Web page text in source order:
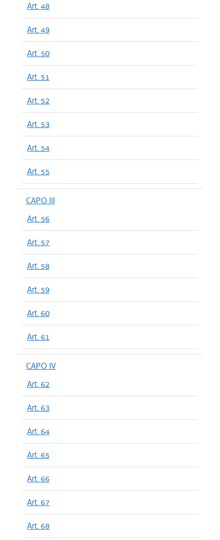
Art. 48
Art. 49
Art. 50
Art. 51
Art. 52
Art. 53
Art. 54
Art. 55
CAPO III
Art. 56
Art. 57
Art. 58
Art. 59
Art. 60
Art. 61
CAPO IV
Art. 62
Art. 63
Art. 64
Art. 65
Art. 66
Art. 67
Art. 68